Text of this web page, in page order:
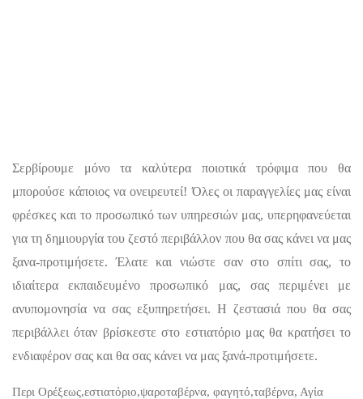
Σερβίρουμε μόνο τα καλύτερα ποιοτικά τρόφιμα που θα
μπορούσε κάποιος να ονειρευτεί! Όλες οι παραγγελίες μας είναι
φρέσκες και το προσωπικό των υπηρεσιών μας, υπερηφανεύεται
για τη δημιουργία του ζεστό περιβάλλον που θα σας κάνει να μας
ξανα-προτιμήσετε. Έλατε και νιώστε σαν στο σπίτι σας, το
ιδιαίτερα εκπαιδευμένο προσωπικό μας, σας περιμένει με
ανυπομονησία να σας εξυπηρετήσει. Η ζεστασιά που θα σας
περιβάλλει όταν βρίσκεστε στο εστιατόριο μας θα κρατήσει το
ενδιαφέρον σας και θα σας κάνει να μας ξανά-προτιμήσετε.
Περι Ορέξεως,εστιατόριο,ψαροταβέρνα, φαγητό,ταβέρνα, Αγία